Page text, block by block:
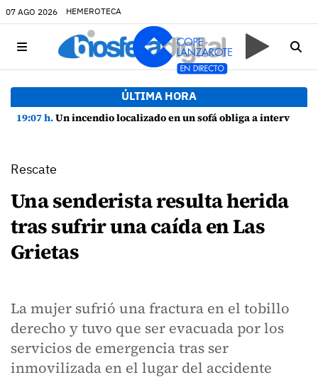
07 AGO 2026 HEMEROTECA
ÚLTIMA HORA
19:07 h.Un incendio localizado en un sofá obliga a intervenir en una vivienda de Playa Honda
Rescate
Una senderista resulta herida
tras sufrir una caída en Las
Grietas
La mujer sufrió una fractura en el tobillo
derecho y tuvo que ser evacuada por los
servicios de emergencia tras ser
inmovilizada en el lugar del accidente